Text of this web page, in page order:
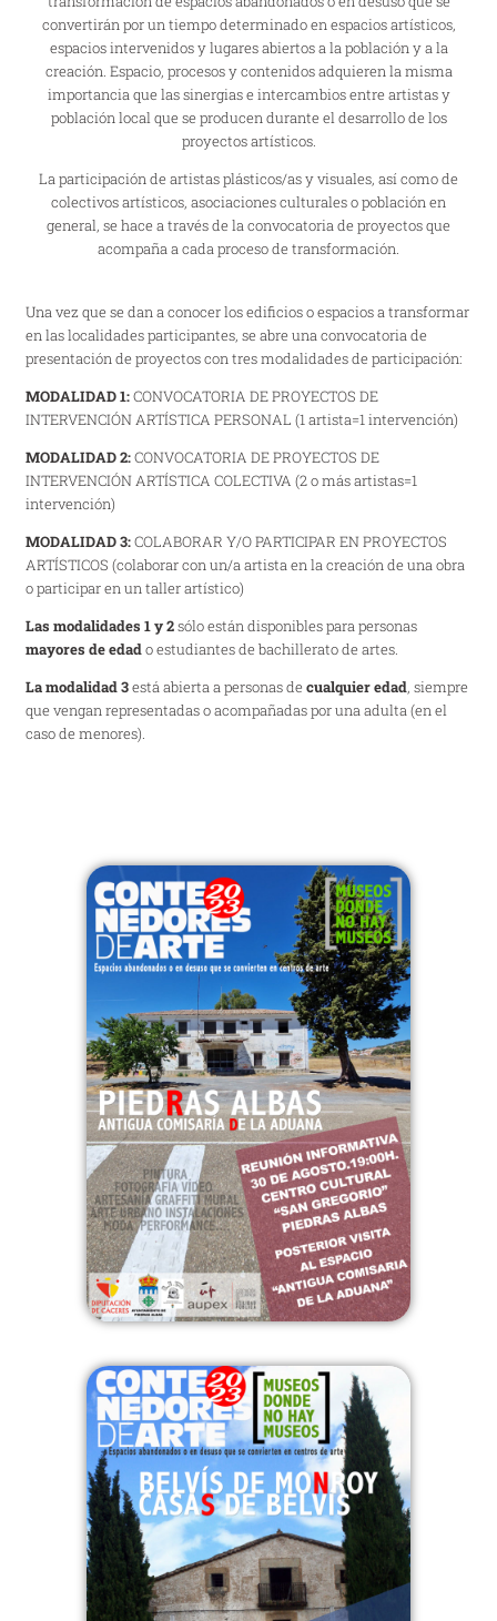
convertirán por un tiempo determinado en espacios artísticos,
espacios intervenidos y lugares abiertos a la población y a la
creación. Espacio, procesos y contenidos adquieren la misma
importancia que las sinergias e intercambios entre artistas y
población local que se producen durante el desarrollo de los
proyectos artísticos.
La participación de artistas plásticos/as y visuales, así como de
colectivos artísticos, asociaciones culturales o población en
general, se hace a través de la convocatoria de proyectos que
acompaña a cada proceso de transformación.
Una vez que se dan a conocer los edificios o espacios a transformar
en las localidades participantes, se abre una convocatoria de
presentación de proyectos con tres modalidades de participación:
MODALIDAD 1:CONVOCATORIA DE PROYECTOS DE
INTERVENCIÓN ARTÍSTICA PERSONAL (1 artista=1 intervención)
MODALIDAD 2:CONVOCATORIA DE PROYECTOS DE
INTERVENCIÓN ARTÍSTICA COLECTIVA (2 o más artistas=1
intervención)
MODALIDAD 3:COLABORAR Y/O PARTICIPAR EN PROYECTOS
ARTÍSTICOS (colaborar con un/a artista en la creación de una obra
o participar en un taller artístico)
Las modalidades 1 y 2sólo están disponibles para personas
mayores de edado estudiantes de bachillerato de artes.
La modalidad 3está abierta a personas de cualquier edad, siempre
que vengan representadas o acompañadas por una adulta (en el
caso de menores).